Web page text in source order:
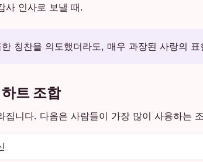
사 인사로 보낼 때.
칭찬을 의도했더라도, 매우 과장된 사랑의
트 조합
집니다. 다음은 사람들이 가장 많이 사용하는